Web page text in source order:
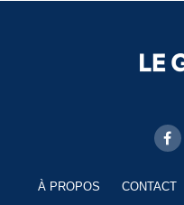
À PROPOS CONTACT